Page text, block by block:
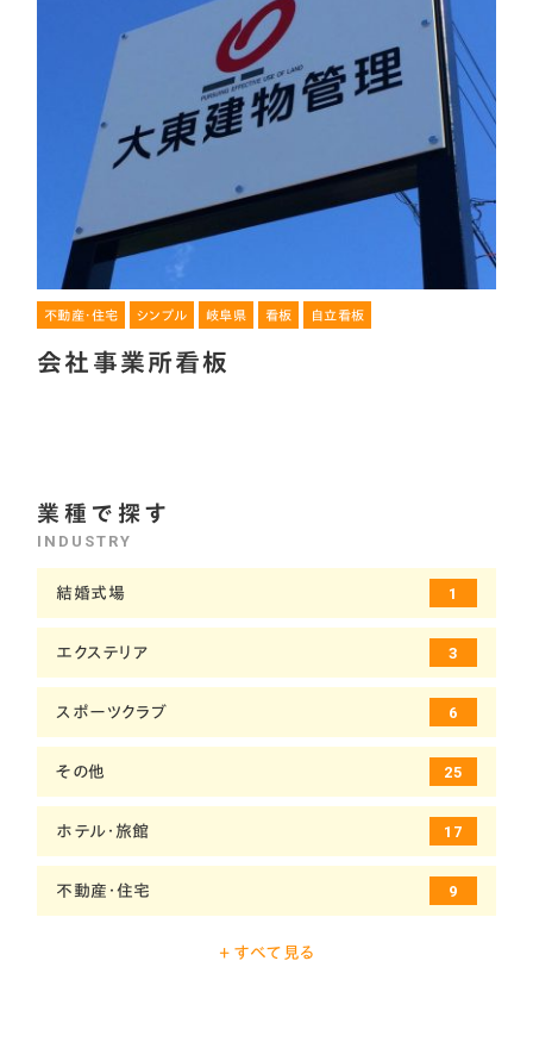
不動産・住宅 シンプル 岐阜県 看板 自立看板
会社事業所看板
業種で探す
INDUSTRY
結婚式場 1
エクステリア 3
スポーツクラブ 6
その他 25
ホテル・旅館 17
不動産・住宅 9
+ すべて見る